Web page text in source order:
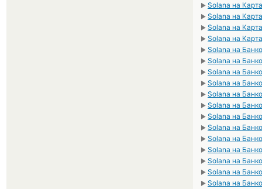
► Solana на
► Solana на
► Solana на
► Solana на
► Solana на
► Solana на
► Solana на
► Solana на
► Solana на
► Solana на
► Solana на
► Solana на
► Solana на
► Solana на
► Solana на
► Solana на
► Solana на